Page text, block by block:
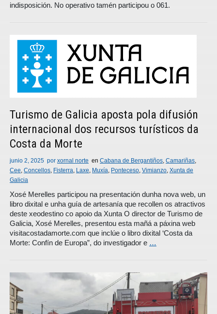
indisposición. No operativo tamén participou o 061.
Turismo de Galicia aposta pola difusión
internacional dos recursos turísticos da
Costa da Morte
junio 2, 2025 por xornal norte en Cabana de Bergantiños Camariñas
Cee Concellos Fisterra Laxe Muxía Ponteceso Vimianzo Xunta de
Galicia
Xosé Merelles participou na presentación dunha nova web, un
libro dixital e unha guía de artesanía que recollen os atractivos
deste xeodestino co apoio da Xunta O director de Turismo de
Galicia, Xosé Merelles, presentou esta mañá a páxina web
visitacostadamorte.com que inclúe o libro dixital ‘Costa da
Morte: Confín de Europa”, do investigador e …